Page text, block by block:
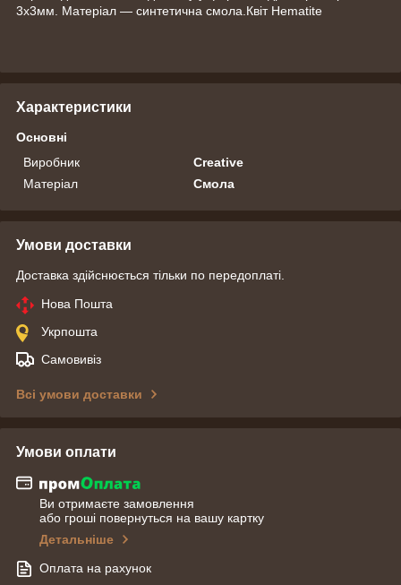
3х3мм. Матеріал — синтетична смола.Квіт Hematite
Характеристики
Основні
Виробник
Creative
Матеріал
Смола
Умови доставки
Доставка здійснюється тільки по передоплаті.
Нова Пошта
Укрпошта
Самовивіз
Всі умови доставки
Умови оплати
Ви отримаєте замовлення
або гроші повернуться на вашу картку
Детальніше
Оплата на рахунок